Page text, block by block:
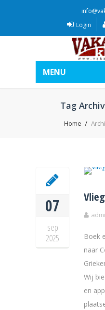
Login
MENU
Tag
Home
07
sep
2025
Boek
naar
Wij
en